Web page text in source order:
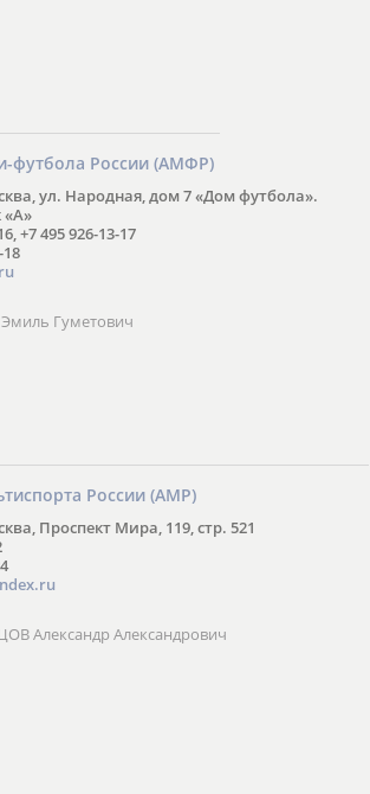
футбола России (АМФР)
ул. Народная, дом 7 «Дом футбола».
«А»
+7 495 926-13-17
Гуметович
России (АМР)
Проспект Мира, 119, стр. 521
Александр Александрович